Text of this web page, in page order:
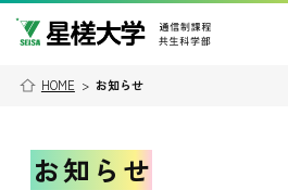
HOME > お知らせ
お知らせ